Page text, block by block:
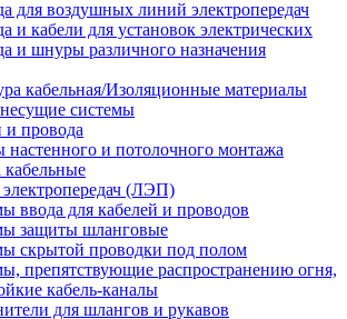
для воздушных линий электропередач
и кабели для установок электрических
и шнуры различного назначения
кабельная/Изоляционные материалы
системы
и провода
настенного и потолочного монтажа
кабельные
(ЛЭП)
ввода для кабелей и проводов
защиты шланговые
скрытой проводки под полом
препятствующие распространению огня,
кабель-каналы
для шлангов и рукавов